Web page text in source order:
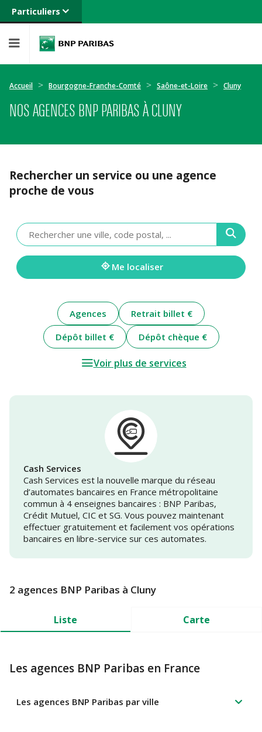
Particuliers
Banque privée
Entreprises
Accueil Bourgogne-Franche-Comté Saône-et-Loire Cluny
NOS AGENCES BNP PARIBAS À CLUNY
Rechercher un service ou une agence
proche de vous
Veuillez
renseigner
une
adresse
Me localiser
Agences
Retrait billet €
Dépôt billet €
Dépôt chèque €
Voir plus de services
Cash Services
Cash Services est la nouvelle marque du réseau
d’automates bancaires en France métropolitaine
commun à 4 enseignes bancaires : BNP Paribas,
Crédit Mutuel, CIC et SG. Vous pouvez maintenant
effectuer gratuitement et facilement vos opérations
bancaires en libre-service sur ces automates.
2 agences BNP Paribas à Cluny
Liste Carte
Les agences BNP Paribas en France
Les agences BNP Paribas par ville